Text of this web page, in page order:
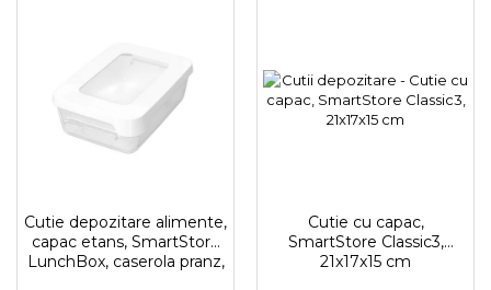
Cutie depozitare alimente,
capac etans, SmartStore
LunchBox, caserola pranz,
Cutie cu capac,
SmartStore Classic3,
21x17x15 cm